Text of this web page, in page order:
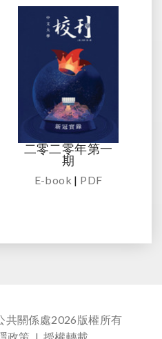
二零二零年第一
期
E-book | PDF
共關係處2026版權所有